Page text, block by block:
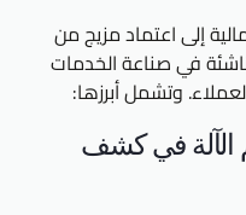
إلى اعتماد مزيج من
في صناعة الخدمات
وتشمل أبرزها:
الآلة في كشف